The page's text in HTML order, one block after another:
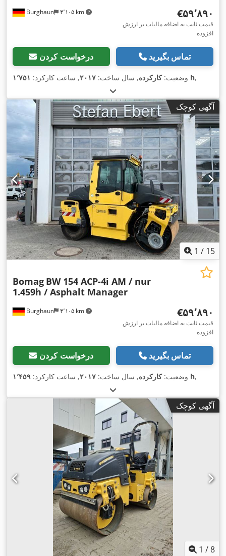
Burghaun ۴٬۱۰۵ km ‎€۵۹٬۸۹۰
قیمت ثابت به اضافه مالیات بر ارزش
افزوده
درخواست کردن تماس بگیرید
وضعیت:کارکرده, سال ساخت: ۲۰۱۷, ساعت کارکرد: ۱٬۷۵۱ h,
آگهی کوچک
1 / 15
Burghaun ۴٬۱۰۵ km
Bomag BW 154 ACP-4i AM / nur
1.459h / Asphalt Manager
‎€۵۹٬۸۹۰
قیمت ثابت به اضافه مالیات بر ارزش
افزوده
درخواست کردن تماس بگیرید
وضعیت:کارکرده, سال ساخت: ۲۰۱۷, ساعت کارکرد: ۱٬۴۵۹ h,
آگهی کوچک
1 /8